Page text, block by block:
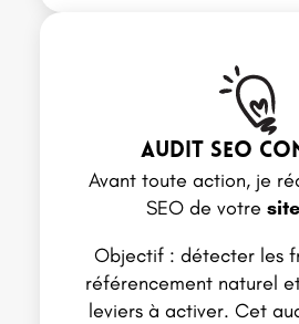
audit seo
Avant toute action, je
SEO de votre
Objectif : détecter les
référencement naturel
leviers à activer. Cet